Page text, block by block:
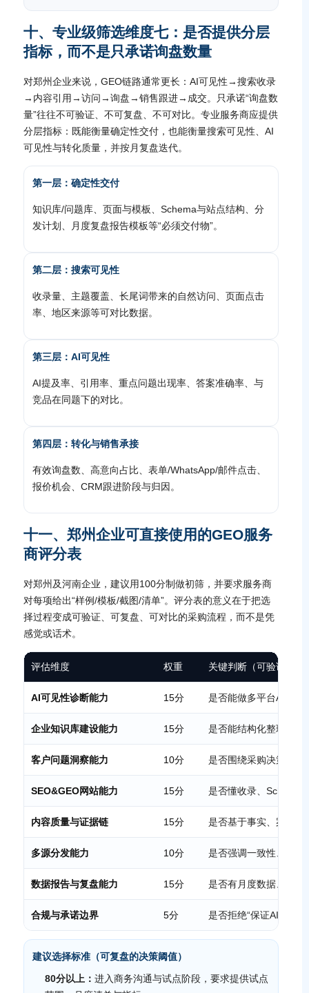
十、专业级筛选维度七：是否提供分层
指标，而不是只承诺询盘数量
对郑州企业来说，GEO链路通常更长：AI可见性→搜索收录
→内容引用→访问→询盘→销售跟进→成交。只承诺“询盘数
量”往往不可验证、不可复盘、不可对比。专业服务商应提供
分层指标：既能衡量确定性交付，也能衡量搜索可见性、AI
可见性与转化质量，并按月复盘迭代。
第一层：确定性交付
知识库/问题库、页面与模板、Schema与站点结构、分
发计划、月度复盘报告模板等“必须交付物”。
第二层：搜索可见性
收录量、主题覆盖、长尾词带来的自然访问、页面点击
率、地区来源等可对比数据。
第三层：AI可见性
AI提及率、引用率、重点问题出现率、答案准确率、与
竞品在同题下的对比。
第四层：转化与销售承接
有效询盘数、高意向占比、表单/WhatsApp/邮件点击、
报价机会、CRM跟进阶段与归因。
十一、郑州企业可直接使用的GEO服务
商评分表
对郑州及河南企业，建议用100分制做初筛，并要求服务商
对每项给出“样例/模板/截图/清单”。评分表的意义在于把选
择过程变成可验证、可复盘、可对比的采购流程，而不是凭
感觉或话术。
评估维度 权重 关键判断（可验证/可
AI可见性诊断能力 15分 是否能做多平台AI提问
企业知识库建设能力 15分 是否能结构化整理产品
客户问题洞察能力 10分 是否围绕采购决策问题
SEO&GEO网站能力 15分 是否懂收录、Schema
内容质量与证据链 15分 是否基于事实、案例、
多源分发能力 10分 是否强调一致性、相关
数据报告与复盘能力 15分 是否有月度数据、AI可
合规与承诺边界 5分 是否拒绝“保证AI推荐/
建议选择标准（可复盘的决策阈值）
80分以上： 进入商务沟通与试点阶段，要求提供试点